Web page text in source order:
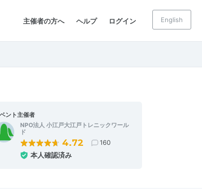
主催者の方へ ヘルプ ログイン English
ント主催者
NPO法人 小江戸大江戸トレニックワール
ド
4.72 160
本人確認済み